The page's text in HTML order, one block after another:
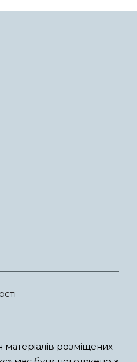
розміщених